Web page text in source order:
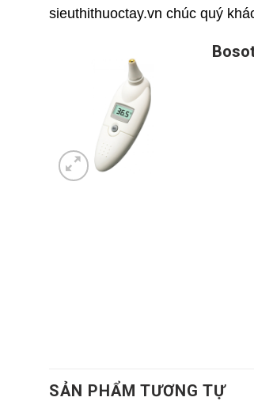
sieuthithuoctay.vn chúc quý
SẢN PHẨM TƯƠNG TỰ